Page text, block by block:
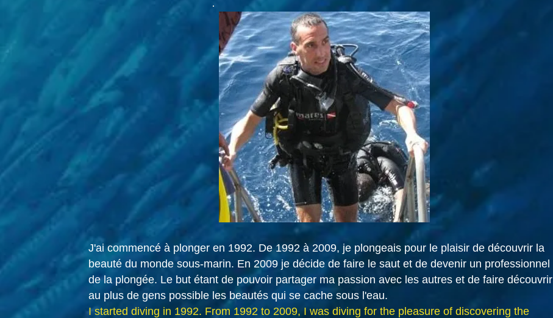
J'ai commencé à plonger en 1992. De 1992 à 2009, je plongeais pour le plaisir de découvrir la
beauté du monde sous-marin. En 2009 je décide de faire le saut et de devenir un professionnel
de la plongée. Le but étant de pouvoir partager ma passion avec les autres et de faire découvrir
au plus de gens possible les beautés qui se cache sous l'eau.
I started diving in 1992. From 1992 to 2009, I was diving for the pleasure of discovering the